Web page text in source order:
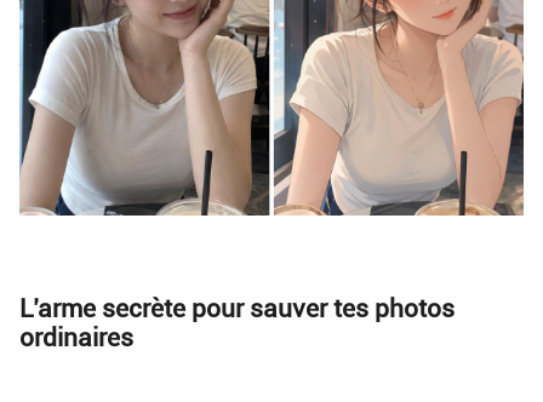
L’arme secrète pour sauver tes photos
ordinaires